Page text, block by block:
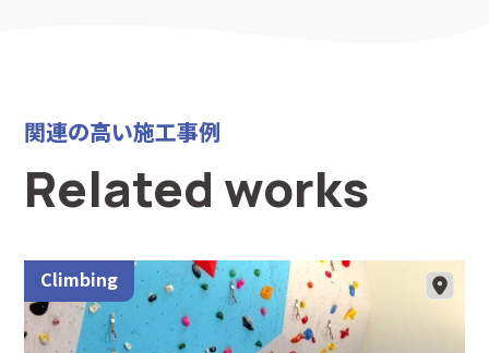
関連の高い施工事例
Related works
Climbing